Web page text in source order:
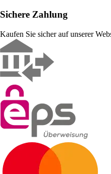
Sichere Zahlung
Kaufen Sie sicher auf unserer